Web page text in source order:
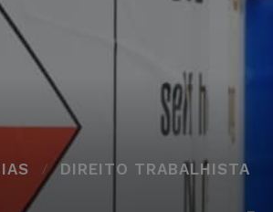
DIREITO TRABALHISTA